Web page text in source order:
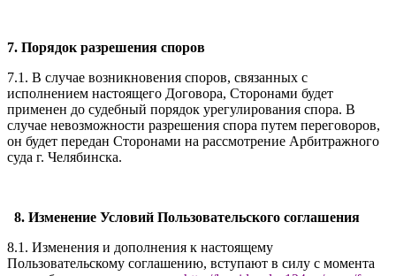
7. Порядок разрешения споров
7.1. В случае возникновения споров, связанных с
исполнением настоящего Договора, Сторонами будет
применен до судебный порядок урегулирования спора. В
случае невозможности разрешения спора путем переговоров,
он будет передан Сторонами на рассмотрение Арбитражного
суда г. Челябинска.
8. Изменение Условий Пользовательского соглашения
8.1. Изменения и дополнения к настоящему
Пользовательскому соглашению, вступают в силу с момента